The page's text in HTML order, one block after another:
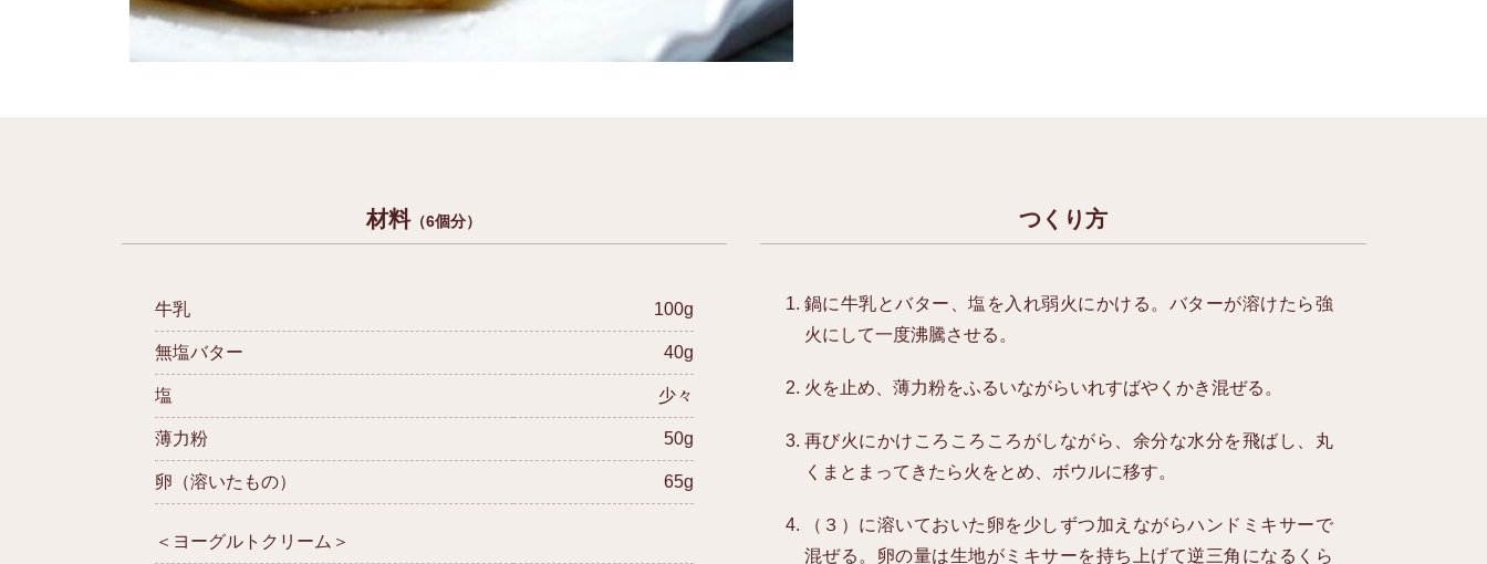
材料（6個分）
牛乳 100g
無塩バター 40g
塩 少々
薄力粉 50g
卵（溶いたもの） 65g
＜ヨーグルトクリーム＞
つくり方
鍋に牛乳とバター、塩を入れ弱火にかける。バターが溶けたら強
火にして一度沸騰させる。
火を止め、薄力粉をふるいながらいれすばやくかき混ぜる。
再び火にかけころころころがしながら、余分な水分を飛ばし、丸
くまとまってきたら火をとめ、ボウルに移す。
（３）に溶いておいた卵を少しずつ加えながらハンドミキサーで
混ぜる。卵の量は生地がミキサーを持ち上げて逆三角になるくら